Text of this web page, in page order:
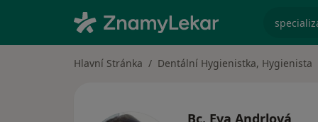
Hlavní Stránka Dentální Hygienistka, Hygienista